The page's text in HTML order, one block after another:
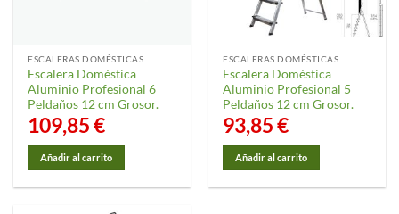
ESCALERAS DOMÉSTICAS
Escalera Doméstica
Aluminio Profesional 6
Peldaños 12 cm Grosor.
109,85€
Añadir al carrito
ESCALERAS DOMÉSTICAS
Escalera Doméstica
Aluminio Profesional 5
Peldaños 12 cm Grosor.
93,85€
Añadir al carrito